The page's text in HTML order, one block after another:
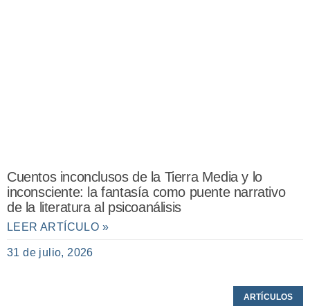
Cuentos inconclusos de la Tierra Media y lo
inconsciente: la fantasía como puente narrativo
de la literatura al psicoanálisis
LEER ARTÍCULO »
31 de julio, 2026
ARTÍCULOS